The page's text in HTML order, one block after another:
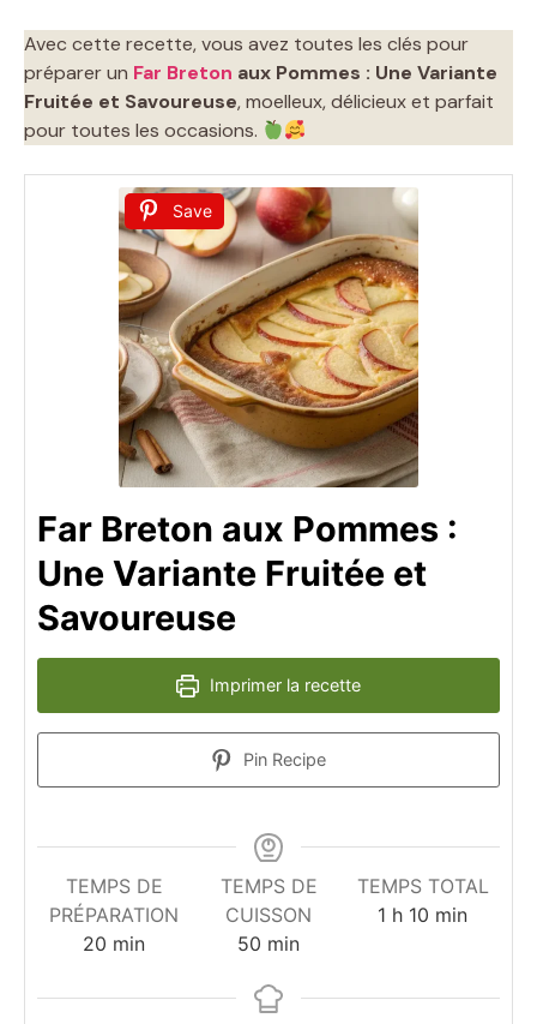
Avec cette recette, vous avez toutes les clés pour
préparer un Far Breton aux Pommes : Une Variante
Fruitée et Savoureuse, moelleux, délicieux et parfait
pour toutes les occasions.
Save
Far Breton aux Pommes :
Une Variante Fruitée et
Savoureuse
Imprimer la recette
Pin Recipe
TEMPS DE
PRÉPARATION
20 minutes
min
TEMPS DE
CUISSON
50 minutes
min
TEMPS TOTAL
1 heure
h 10 minutes
min